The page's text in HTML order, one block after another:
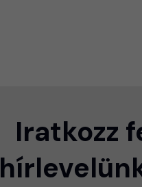
Iratkozz